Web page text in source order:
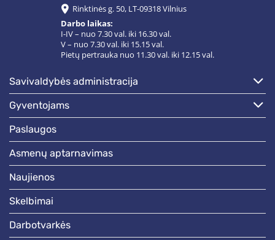
Rinktinės g. 50, LT-09318 Vilnius
Darbo laikas:
I-IV – nuo 7.30 val. iki 16.30 val.
V – nuo 7.30 val. iki 15.15 val.
Pietų pertrauka nuo 11.30 val. iki 12.15 val.
savivaldybės administracija
gyventojams
paslaugos
asmenų aptarnavimas
naujienos
skelbimai
darbotvarkės